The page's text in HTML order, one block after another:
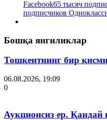
Facebook65 тысяч
подписчиков
Бошқа янгиликлар
Тошкентнинг бир
06.08.2026, 19:09
0
Аукционсиз ер. Қандай